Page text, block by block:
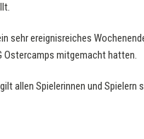
sehr ereignisreiches
Ostercamps mitgemacht hatten.
allen Spielerinnen und